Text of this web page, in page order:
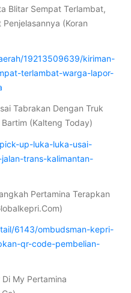
Blitar Sempat Terlambat,
Penjelasannya (Koran
19213509639/kiriman-
terlambat-warga-lapor-
Tabrakan Dengan Truk
(Kalteng Today)
up-luka-luka-usai-
trans-kalimantan-
Pertamina Terapkan
6143/ombudsman-kepri-
qr-code-pembelian-
My Pertamina